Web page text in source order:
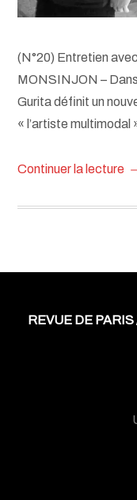
(N°20) Entretien
MONSINJON –
Gurita définit un
« l’artiste
Continuer la lecture
REVUE DE